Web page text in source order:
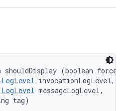
(boolean
invocationLogLevel,
messageLogLevel,
tag)